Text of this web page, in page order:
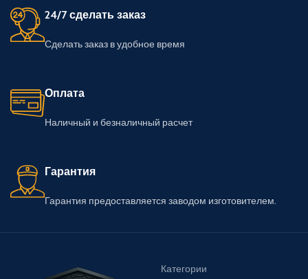
24/7 сделать заказ
Сделать заказ в удобное время
Оплата
Наличный и безналичный расчет
Гарантия
Гарантия предоставляется заводом изготовителем.
Категории